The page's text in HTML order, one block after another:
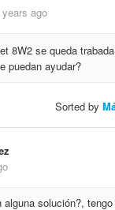
ago
8W2 se queda
puedan ayudar?
Sorted by
alguna solución?,